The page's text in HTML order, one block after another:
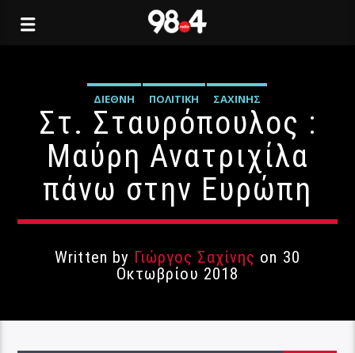
ΔΙΕΘΝΉ ΠΟΛΙΤΙΚΉ ΣΑΧΊΝΗΣ
Στ. Σταυρόπουλος :
Μαύρη Ανατριχίλα
πάνω στην Ευρώπη
Written by Γιώργος Σαχίνης on 30
Οκτωβρίου 2018